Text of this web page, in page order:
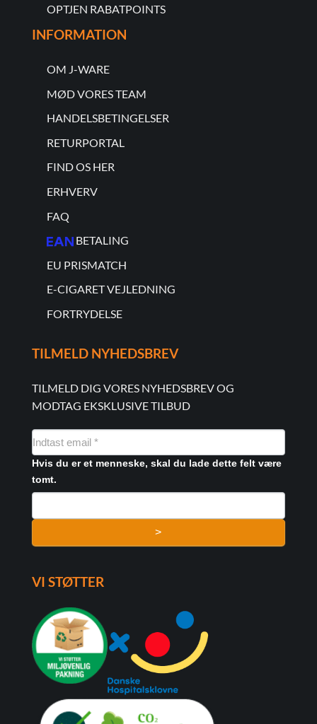
OPTJEN RABATPOINTS
INFORMATION
OM J-WARE
MØD VORES TEAM
HANDELSBETINGELSER
RETURPORTAL
FIND OS HER
ERHVERV
FAQ
BETALING
EU PRISMATCH
E-CIGARET VEJLEDNING
FORTRYDELSE
TILMELD NYHEDSBREV
TILMELD DIG VORES NYHEDSBREV OG
MODTAG EKSKLUSIVE TILBUD
NYHEDSMAIL
FORMULAR
Hvis du er et menneske, skal du lade dette felt være
tomt.
>
VI STØTTER